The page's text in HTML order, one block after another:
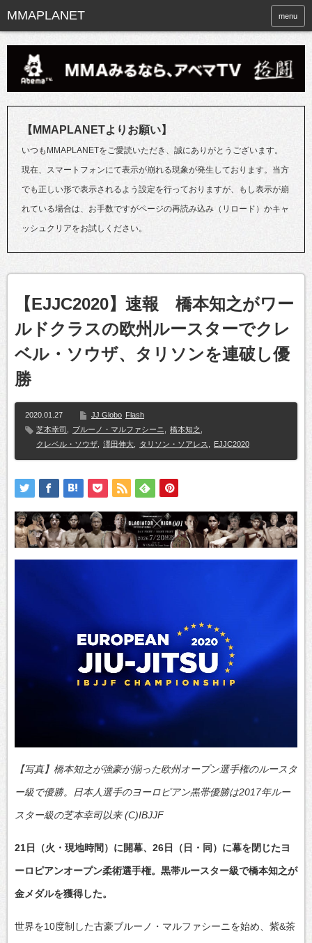
menu
【MMAPLANETよりお願い】
いつもMMAPLANETをご愛読いただき、誠にありがとうございます。
現在、スマートフォンにて表示が崩れる現象が発生しております。当方
でも正しい形で表示されるよう設定を行っておりますが、もし表示が崩
れている場合は、お手数ですがページの再読み込み（リロード）かキャ
ッシュクリアをお試しください。
【EJJC2020】速報 橋本知之がワー
ルドクラスの欧州ルースターでクレ
ベル・ソウザ、タリソンを連破し優
勝
2020.01.27 JJ Globo Flash
芝本幸司
ブルーノ・マルファシーニ 橋本知之
クレベル・ソウザ
澤田伸大 タリソン・ソアレス EJJC2020
【写真】橋本知之が強豪が揃った欧州オープン選手権のルースタ
ー級で優勝。日本人選手のヨーロピアン黒帯優勝は2017年ルー
スター級の芝本幸司以来 (C)IBJJF
21日（火・現地時間）に開幕、26日（日・同）に幕を閉じたヨ
ーロピアンオープン柔術選手権。黒帯ルースター級で橋本知之が
金メダルを獲得した。
世界を10度制した古豪ブルーノ・マルファシーニを始め、紫&茶